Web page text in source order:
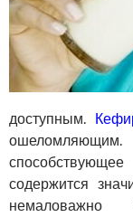
доступным.
содержится
немаловажно